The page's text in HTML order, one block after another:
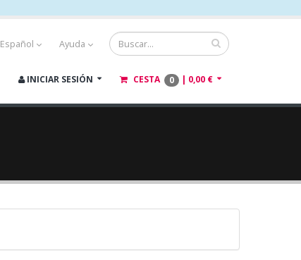
Español Ayuda
INICIAR SESIÓN CESTA 0 | 0,00 €